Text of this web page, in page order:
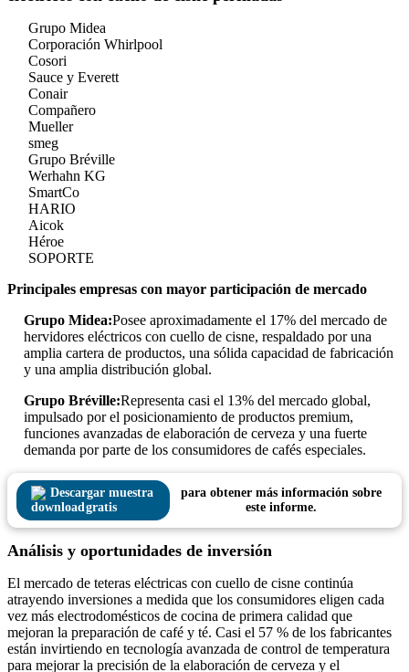
Grupo Midea
Corporación Whirlpool
Cosori
Sauce y Everett
Conair
Compañero
Mueller
smeg
Grupo Bréville
Werhahn KG
SmartCo
HARIO
Aicok
Héroe
SOPORTE
Principales empresas con mayor participación de mercado
Grupo Midea:Posee aproximadamente el 17% del mercado de
hervidores eléctricos con cuello de cisne, respaldado por una
amplia cartera de productos, una sólida capacidad de fabricación
y una amplia distribución global.
Grupo Bréville:Representa casi el 13% del mercado global,
impulsado por el posicionamiento de productos premium,
funciones avanzadas de elaboración de cerveza y una fuerte
demanda por parte de los consumidores de cafés especiales.
Descargar muestra
gratis
para obtener más información sobre
este informe.
Análisis y oportunidades de inversión
El mercado de teteras eléctricas con cuello de cisne continúa
atrayendo inversiones a medida que los consumidores eligen cada
vez más electrodomésticos de cocina de primera calidad que
mejoran la preparación de café y té. Casi el 57 % de los fabricantes
están invirtiendo en tecnología avanzada de control de temperatura
para mejorar la precisión de la elaboración de cerveza y el